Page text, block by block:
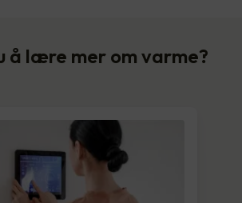
å lære mer om varme?